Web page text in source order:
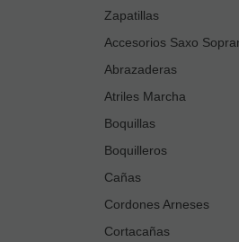
Zapatillas
Accesorios Saxo
Abrazaderas
Atriles Marcha
Boquillas
Boquilleros
Cañas
Cordones Arneses
Cortacañas